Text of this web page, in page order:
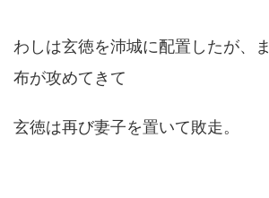
わしは玄徳を沛城に配置したが、
布が攻めてきて
玄徳は再び妻子を置いて敗走。